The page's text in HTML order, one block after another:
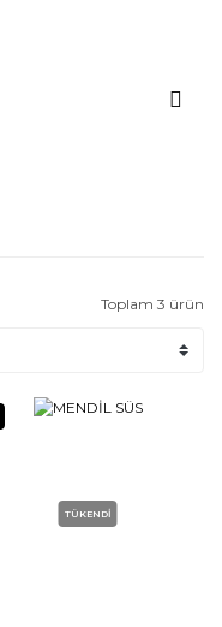
Toplam 3 ürün
TÜKENDİ